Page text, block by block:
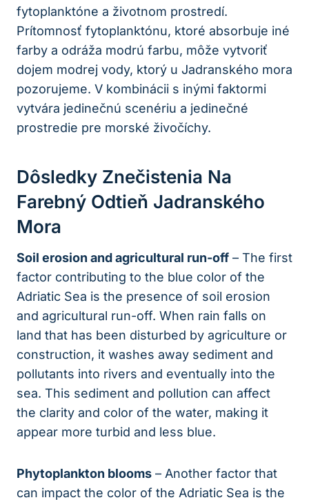
fytoplanktóne a životnom prostredí.
Prítomnosť fytoplanktónu, ktoré absorbuje iné
farby a odráža modrú farbu, môže vytvoriť
dojem modrej vody, ktorý u Jadranského mora
pozorujeme. V kombinácii s inými faktormi
vytvára jedinečnú scenériu a jedinečné
prostredie pre morské živočíchy.
Dôsledky Znečistenia Na
Farebný Odtieň Jadranského
Mora
Soil erosion and agricultural run-off – The first
factor contributing to the blue color of the
Adriatic Sea is the presence of soil erosion
and agricultural run-off. When rain falls on
land that has been disturbed by agriculture or
construction, it washes away sediment and
pollutants into rivers and eventually into the
sea. This sediment and pollution can affect
the clarity and color of the water, making it
appear more turbid and less blue.
Phytoplankton blooms – Another factor that
can impact the color of the Adriatic Sea is the